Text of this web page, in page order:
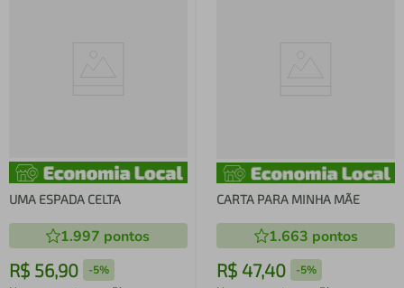
UMA ESPADA CELTA
1.997 pontos
R$ 56,90 -5%
CARTA PARA MINHA MÃE
1.663 pontos
R$ 47,40 -5%